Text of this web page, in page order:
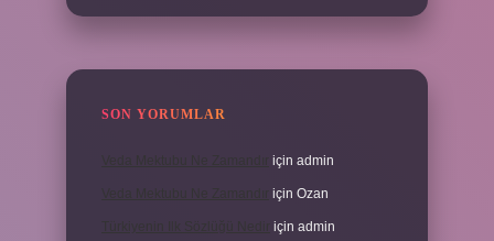
SON YORUMLAR
için admin
için Ozan
için admin